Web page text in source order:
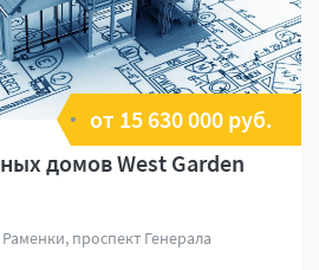
от 15 630 000 руб.
домов West Garden
проспект Генерала